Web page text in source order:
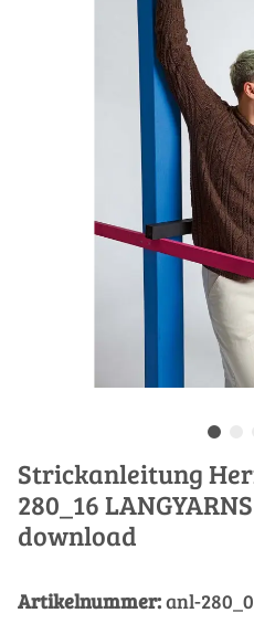
Strickanleitung
280_16
download
Artikelnummer:anl-